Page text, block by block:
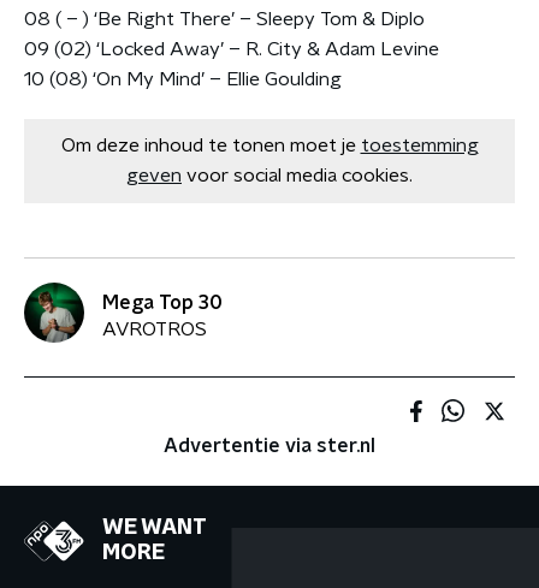
08 ( – ) ‘Be Right There’ – Sleepy Tom & Diplo
09 (02) ‘Locked Away’ – R. City & Adam Levine
10 (08) ‘On My Mind’ – Ellie Goulding
Om deze inhoud te tonen moet je toestemming
geven voor social media cookies.
Mega Top 30
AVROTROS
Advertentie via ster.nl
WE WANT
MORE